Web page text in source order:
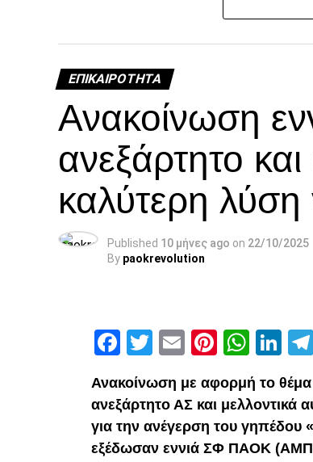
ΕΠΙΚΑΙΡΌΤΗΤΑ
Ανακοίνωση
ανεξάρτητο
καλύτερη
Published 10 μήνες ago on 22/10/2025
By paokrevolution
Facebook
Twitter
EmailPinterest
Ανακοίνωση με αφορμή το
ανεξάρτητο ΑΣ και μελλοντικά
για την ανέγερση του γηπέδου
εξέδωσαν εννιά ΣΦ ΠΑΟΚ